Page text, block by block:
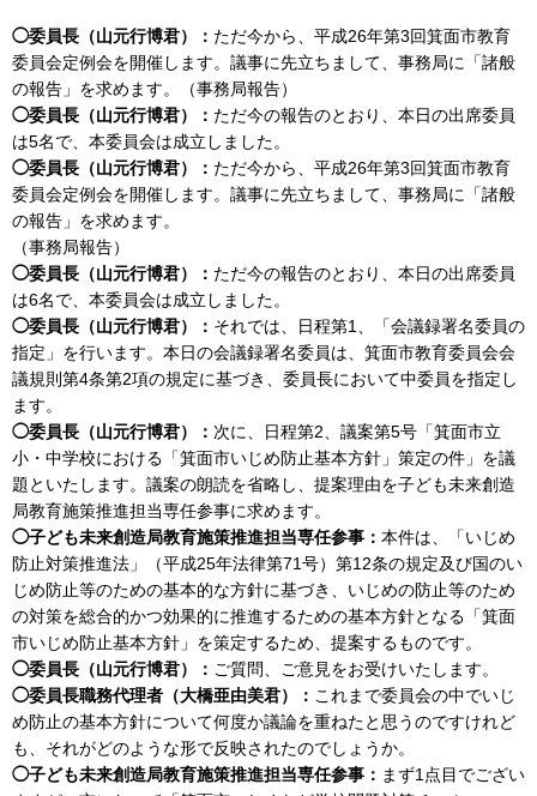
◯委員長（山元行博君）： ただ今から、平成26年第3回箕面市教育
委員会定例会を開催します。議事に先立ちまして、事務局に「諸般
の報告」を求めます。（事務局報告）
◯委員長（山元行博君）： ただ今の報告のとおり、本日の出席委員
は5名で、本委員会は成立しました。
◯委員長（山元行博君）： ただ今から、平成26年第3回箕面市教育
委員会定例会を開催します。議事に先立ちまして、事務局に「諸般
の報告」を求めます。
（事務局報告）
◯委員長（山元行博君）： ただ今の報告のとおり、本日の出席委員
は6名で、本委員会は成立しました。
◯委員長（山元行博君）： それでは、日程第1、「会議録署名委員の
指定」を行います。本日の会議録署名委員は、箕面市教育委員会会
議規則第4条第2項の規定に基づき、委員長において中委員を指定し
ます。
◯委員長（山元行博君）： 次に、日程第2、議案第5号「箕面市立
小・中学校における「箕面市いじめ防止基本方針」策定の件」を議
題といたします。議案の朗読を省略し、提案理由を子ども未来創造
局教育施策推進担当専任参事に求めます。
◯子ども未来創造局教育施策推進担当専任参事： 本件は、「いじめ
防止対策推進法」（平成25年法律第71号）第12条の規定及び国のい
じめ防止等のための基本的な方針に基づき、いじめの防止等のため
の対策を総合的かつ効果的に推進するための基本方針となる「箕面
市いじめ防止基本方針」を策定するため、提案するものです。
◯委員長（山元行博君）： ご質問、ご意見をお受けいたします。
◯委員長職務代理者（大橋亜由美君）： これまで委員会の中でいじ
め防止の基本方針について何度か議論を重ねたと思うのですけれど
も、それがどのような形で反映されたのでしょうか。
◯子ども未来創造局教育施策推進担当専任参事： まず1点目でござい